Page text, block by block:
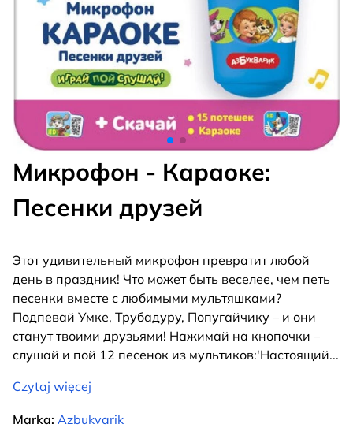
Микрофон - Караоке:
Песенки друзей
Этот удивительный микрофон превратит любой
день в праздник! Что может быть веселее, чем петь
песенки вместе с любимыми мультяшками?
Подпевай Умке, Трубадуру, Попугайчику – и они
станут твоими друзьями! Нажимай на кнопочки –
слушай и пой 12 песенок из мультиков:'Настоящий...
Czytaj więcej
Marka: Azbukvarik